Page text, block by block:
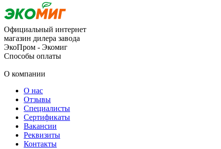
Официальный интернет
магазин дилера завода
ЭкоПром - Экомиг
Способы оплаты
О компании
О нас
Отзывы
Специалисты
Сертификаты
Вакансии
Реквизиты
Контакты